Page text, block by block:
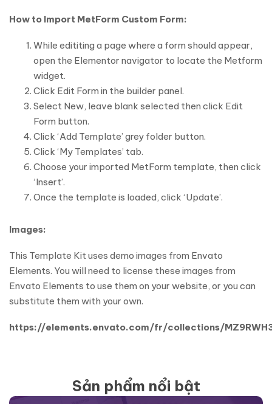
How to Import MetForm Custom Form:
While edititing a page where a form should appear,
open the Elementor navigator to locate the Metform
widget.
Click Edit Form in the builder panel.
Select New, leave blank selected then click Edit
Form button.
Click ‘Add Template’ grey folder button.
Click ‘My Templates’ tab.
Choose your imported MetForm template, then click
‘Insert’.
Once the template is loaded, click ‘Update’.
Images:
This Template Kit uses demo images from Envato
Elements. You will need to license these images from
Envato Elements to use them on your website, or you can
substitute them with your own.
https://elements.envato.com/fr/collections/
Sản phẩm nổi bật